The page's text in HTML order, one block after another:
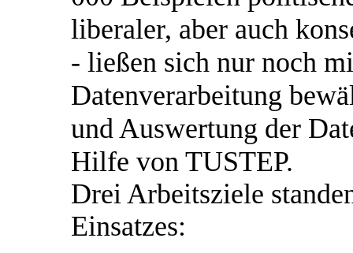
liberaler, aber auch
- ließen sich nur noch
Datenverarbeitung
und Auswertung der
Hilfe von TUSTEP.
Drei Arbeitsziele
Einsatzes: